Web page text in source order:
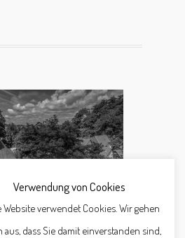
Verwendung von Cookies
Website verwendet Cookies. Wir gehen
aus, dass Sie damit einverstanden sind,